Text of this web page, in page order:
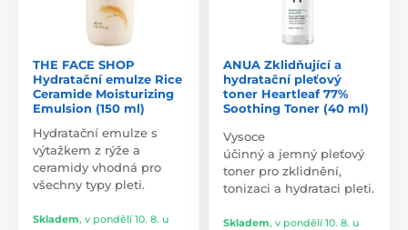
THE FACE SHOP
Hydratační emulze Rice
Ceramide Moisturizing
Emulsion (150 ml)
Hydratační emulze s
výtažkem z rýže a
ceramidy vhodná pro
všechny typy pleti.
Skladem, v pondělí 10. 8. u
ANUA Zklidňující a
hydratační pleťový
toner Heartleaf 77%
Soothing Toner (40 ml)
Vysoce
účinný a jemný pleťový
toner pro zklidnění,
tonizaci a hydrataci pleti.
Skladem, v pondělí 10. 8. u